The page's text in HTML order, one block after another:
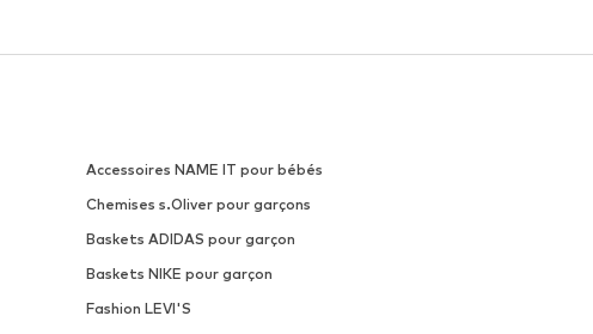
Accessoires NAME IT pour bébés
Chemises s.Oliver pour garçons
Baskets ADIDAS pour garçon
Baskets NIKE pour garçon
Fashion LEVI'S